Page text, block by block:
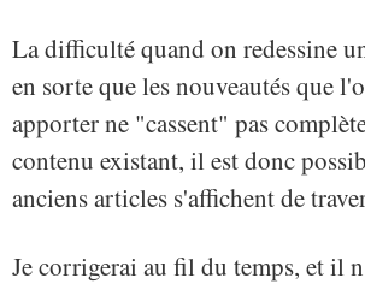
La difficulté quand on redessine
en sorte que les nouveautés que
apporter ne "cassent" pas
contenu existant, il est donc
anciens articles s'affichent de
Je corrigerai au fil du temps, et il